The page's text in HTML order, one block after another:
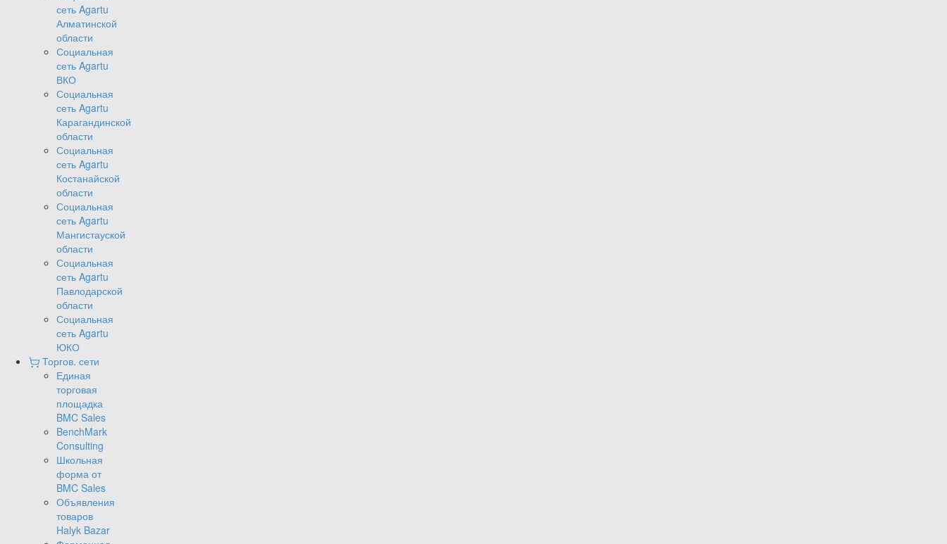
сеть Agartu
Алматинской
области
Социальная
сеть Agartu
ВКО
Социальная
сеть Agartu
Карагандинской
области
Социальная
сеть Agartu
Костанайской
области
Социальная
сеть Agartu
Мангистауской
области
Социальная
сеть Agartu
Павлодарской
области
Социальная
сеть Agartu
ЮКО
Торгов. сети
Единая
торговая
площадка
BMC Sales
BenchMark
Consulting
Школьная
форма от
BMC Sales
Объявления
товаров
Halyk Bazar